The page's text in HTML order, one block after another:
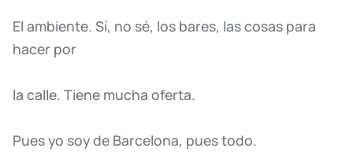
El ambiente. Sí, no sé, los bares, lascosas para
hacer por
la calle. Tiene mucha oferta.
Puesyo soyde Barcelona, puestodo.